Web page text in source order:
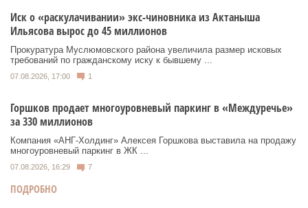
Иск о «раскулачивании» экс-чиновника из Актаныша
Ильясова вырос до 45 миллионов
Прокуратура Муслюмовского района увеличила размер исковых
требований по гражданскому иску к бывшему ...
07.08.2026, 17:00 1
Горшков продает многоуровневый паркинг в «Междуречье»
за 330 миллионов
Компания «АНГ-Холдинг» Алексея Горшкова выставила на продажу
многоуровневый паркинг в ЖК ...
07.08.2026, 16:29 7
ПОДРОБНО